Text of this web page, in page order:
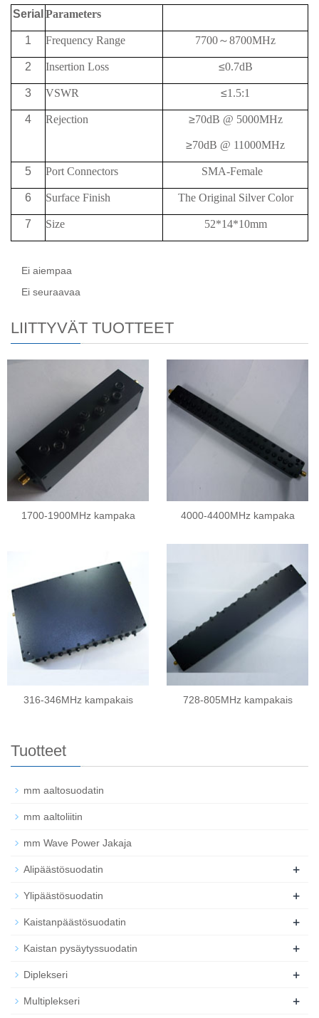
Serial Parameters
1 Frequency Range 7700～8700MHz
2 Insertion Loss ≤0.7dB
3 VSWR ≤1.5:1
4 Rejection ≥70dB @ 5000MHz
≥70dB @ 11000MHz
5 Port Connectors SMA-Female
6 Surface Finish The Original Silver Color
7 Size 52*14*10mm
Ei aiempaa
Ei seuraavaa
LIITTYVÄT TUOTTEET
1700-1900MHz kampaka 4000-4400MHz kampaka
316-346MHz kampakais 728-805MHz kampakais
Tuotteet
mm aaltosuodatin
mm aaltoliitin
mm Wave Power Jakaja
Alipäästösuodatin +
Ylipäästösuodatin +
Kaistanpäästösuodatin +
Kaistan pysäytyssuodatin +
Diplekseri +
Multiplekseri +